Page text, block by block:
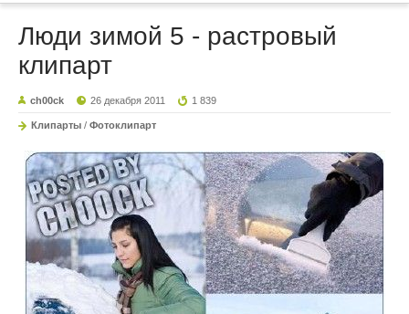
Люди зимой 5 - растровый
клипарт
ch00ck 26 декабря 2011 1 839
Клипарты / Фотоклипарт